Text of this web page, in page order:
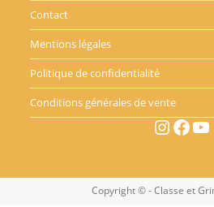
Contact
Mentions légales
Politique de confidentialité
Conditions générales de vente
Instagram Facebook YouTube
Copyright © - Classe et